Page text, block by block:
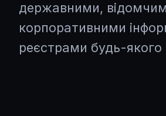
державними,
корпоративними
реєстрами будь-